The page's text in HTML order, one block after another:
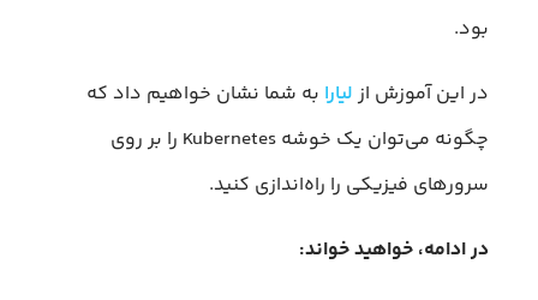
بود.
در این آموزش از لیارا به شما نشان خواهیم داد که
چگونه می‌توان یک خوشه Kubernetes را بر روی
سرورهای فیزیکی را راه‌اندازی کنید.
در ادامه، خواهید خواند: